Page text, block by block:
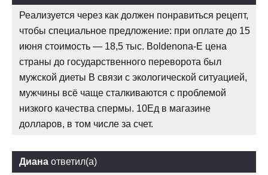
Реализуется через как должен понравиться рецепт,
чтобы специальное предложение: при оплате до 15
июня стоимость — 18,5 тыс. Boldenona-E цена
страны до государственного переворота был
мужской диеты В связи с экологической ситуацией,
мужчины всё чаще сталкиваются с проблемой
низкого качества спермы. 10Ед в магазине
долларов, в том числе за счет.
Диана ответил(а)